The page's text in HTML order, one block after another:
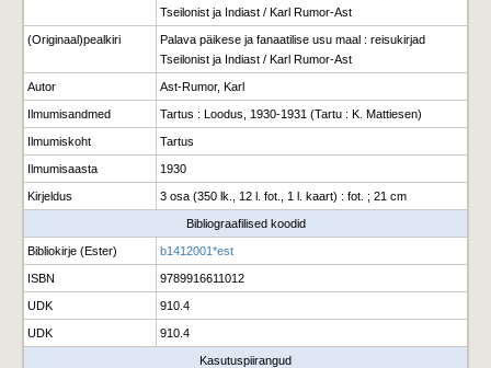
Tseilonist ja Indiast / Karl Rumor-Ast
(Originaal)pealkiri
Palava päikese ja fanaatilise usu maal : reisukirjad
Tseilonist ja Indiast / Karl Rumor-Ast
Autor Ast-Rumor, Karl
Ilmumisandmed Tartus : Loodus, 1930-1931 (Tartu : K. Mattiesen)
Ilmumiskoht Tartus
Ilmumisaasta 1930
Kirjeldus 3 osa (350 lk., 12 l. fot., 1 l. kaart) : fot. ; 21 cm
Bibliograafilised koodid
Bibliokirje (Ester) b1412001*est
ISBN 9789916611012
UDK 910.4
UDK 910.4
Kasutuspiirangud